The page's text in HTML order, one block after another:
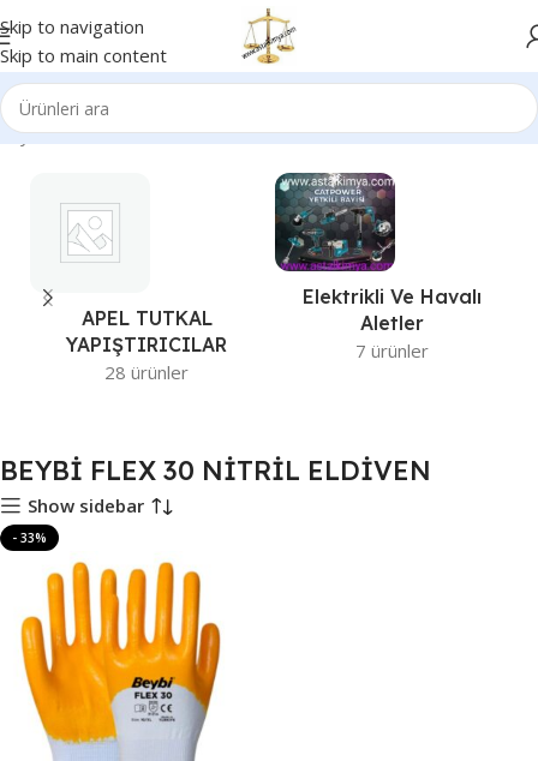
Skip to navigation
Skip to main content
Ürünler “BEYBİ FLEX 30 NİTRİL ELDİVEN” olarak etiketlendi
APEL TUTKAL
YAPIŞTIRICILAR
28 ürünler
Elektrikli Ve Havalı
Aletler
7 ürünler
BEYBİ FLEX 30 NİTRİL ELDİVEN
Show sidebar
- 33%